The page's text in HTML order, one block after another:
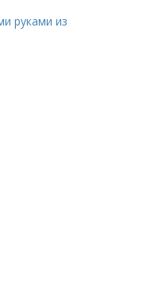
руками из